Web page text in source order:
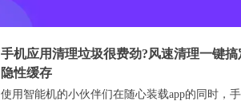
手机应用清理垃圾很费劲?风速清理一键搞
隐性缓存
使用智能机的小伙伴们在随心装载app的同时，